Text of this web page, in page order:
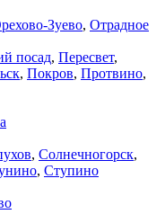
Зуево, Отрадное
посад, Пересвет,
, Покров, Протвино,
, Солнечногорск,
, Ступино